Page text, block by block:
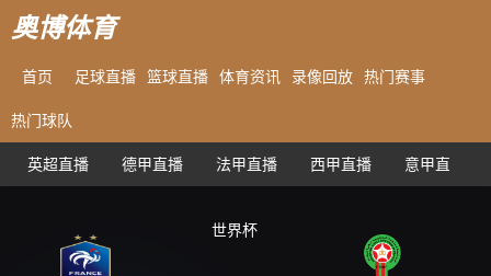
奥博体育
首页 足球直播 篮球直播 体育资讯 录像回放 热门赛事
热门球队
英超直播 德甲直播 法甲直播 西甲直播 意甲直播
世界杯